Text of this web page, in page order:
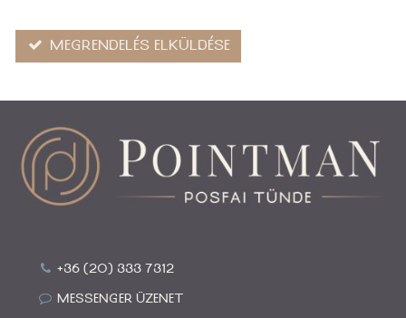
MEGRENDELÉS ELKÜLDÉSE
+36 (20) 333 7312
MESSENGER ÜZENET